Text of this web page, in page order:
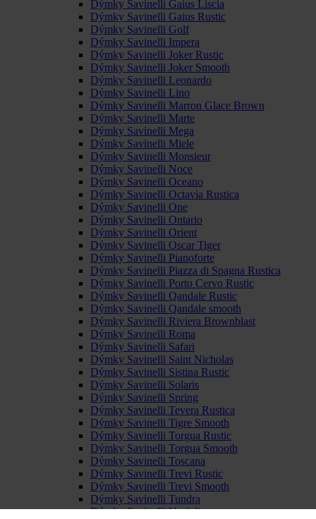
Dýmky Savinelli Gaius Liscia
Dýmky Savinelli Gaius Rustic
Dýmky Savinelli Golf
Dýmky Savinelli Impera
Dýmky Savinelli Joker Rustic
Dýmky Savinelli Joker Smooth
Dýmky Savinelli Leonardo
Dýmky Savinelli Lino
Dýmky Savinelli Marron Glace Brown
Dýmky Savinelli Marte
Dýmky Savinelli Mega
Dýmky Savinelli Miele
Dýmky Savinelli Monsieur
Dýmky Savinelli Noce
Dýmky Savinelli Oceano
Dýmky Savinelli Octavia Rustica
Dýmky Savinelli One
Dýmky Savinelli Ontario
Dýmky Savinelli Orient
Dýmky Savinelli Oscar Tiger
Dýmky Savinelli Pianoforte
Dýmky Savinelli Piazza di Spagna Rustica
Dýmky Savinelli Porto Cervo Rustic
Dýmky Savinelli Qandale Rustic
Dýmky Savinelli Qandale smooth
Dýmky Savinelli Riviera Brownblast
Dýmky Savinelli Roma
Dýmky Savinelli Safari
Dýmky Savinelli Saint Nicholas
Dýmky Savinelli Sistina Rustic
Dýmky Savinelli Solaris
Dýmky Savinelli Spring
Dýmky Savinelli Tevera Rustica
Dýmky Savinelli Tigre Smooth
Dýmky Savinelli Torgua Rustic
Dýmky Savinelli Torgua Smooth
Dýmky Savinelli Toscana
Dýmky Savinelli Trevi Rustic
Dýmky Savinelli Trevi Smooth
Dýmky Savinelli Tundra
Dýmky Savinelli Vaniglia